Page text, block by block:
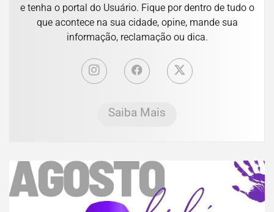
e tenha o portal do Usuário. Fique por dentro de tudo o
que acontece na sua cidade, opine, mande sua
informação, reclamação ou dica.
Saiba Mais